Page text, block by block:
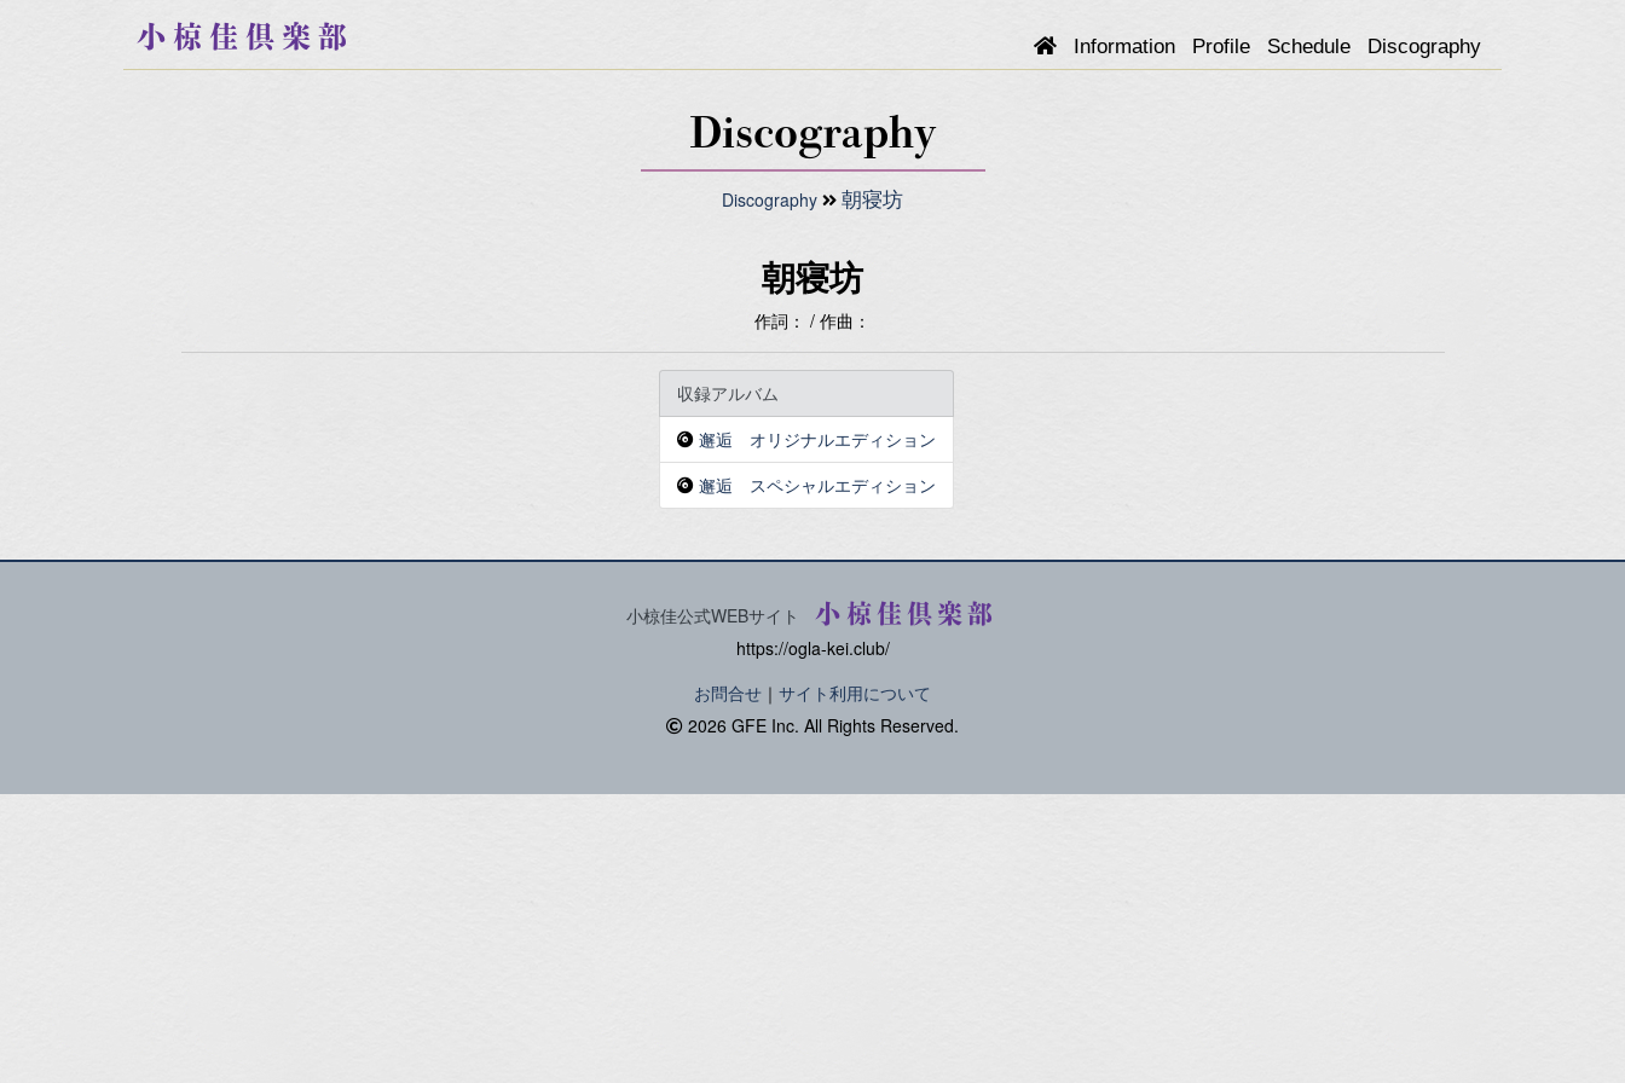
小椋佳倶楽部 Information Profile Schedule Discography
Discography
Discography 朝寝坊
朝寝坊
作詞： / 作曲：
収録アルバム
邂逅 オリジナルエディション
邂逅 スペシャルエディション
小椋佳公式WEBサイト 小椋佳倶楽部
https://ogla-kei.club/
お問合せ ｜ サイト利用について
2026 GFE Inc. All Rights Reserved.